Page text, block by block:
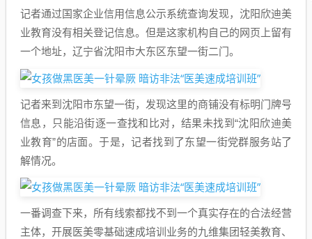
记者通过国家企业信用信息公示系统查询发现，沈阳欣迪美
业教育没有相关登记信息。但是这家机构自己的网页上留有
一个地址，辽宁省沈阳市大东区东望一街二门。
记者来到沈阳市东望一街，发现这里的商铺没有标明门牌号
信息，只能沿街逐一查找和比对，结果未找到“沈阳欣迪美
业教育”的店面。于是，记者找到了东望一街党群服务站了
解情况。
一番调查下来，所有线索都找不到一个真实存在的合法经营
主体，开展医美零基础速成培训业务的九维集团轻美教育、